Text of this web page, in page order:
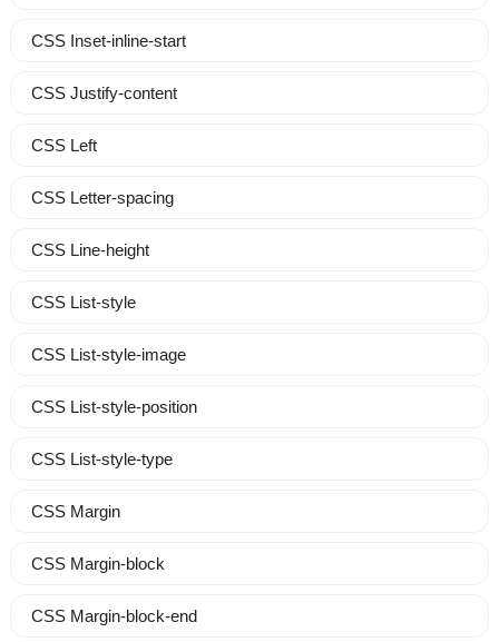
CSS Inset-inline-start
CSS Justify-content
CSS Left
CSS Letter-spacing
CSS Line-height
CSS List-style
CSS List-style-image
CSS List-style-position
CSS List-style-type
CSS Margin
CSS Margin-block
CSS Margin-block-end